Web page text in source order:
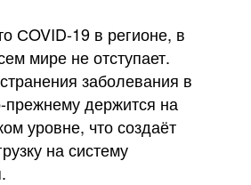
СOVID-19 в регионе, в
мире не отступает.
заболевания в
прежнему держится на
уровне, что создаёт
на систему